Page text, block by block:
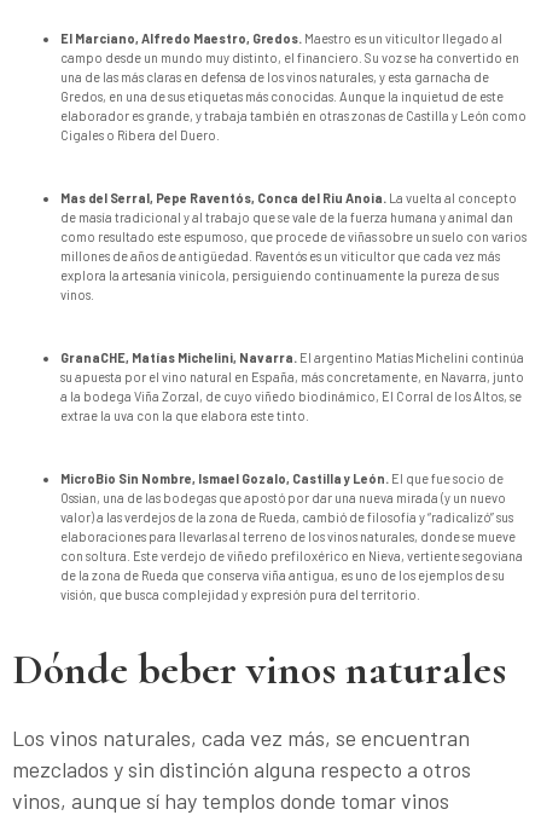
El Marciano, Alfredo Maestro, Gredos. Maestro es un viticultor llegado al
campo desde un mundo muy distinto, el financiero. Su voz se ha convertido en
una de las más claras en defensa de los vinos naturales, y esta garnacha de
Gredos, en una de sus etiquetas más conocidas. Aunque la inquietud de este
elaborador es grande, y trabaja también en otras zonas de Castilla y León como
Cigales o Ribera del Duero.
Mas del Serral, Pepe Raventós, Conca del Riu Anoia. La vuelta al concepto
de masía tradicional y al trabajo que se vale de la fuerza humana y animal dan
como resultado este espumoso, que procede de viñas sobre un suelo con varios
millones de años de antigüedad. Raventós es un viticultor que cada vez más
explora la artesanía vinícola, persiguiendo continuamente la pureza de sus
vinos.
GranaCHE, Matías Michelini, Navarra. El argentino Matías Michelini continúa
su apuesta por el vino natural en España, más concretamente, en Navarra, junto
a la bodega Viña Zorzal, de cuyo viñedo biodinámico, El Corral de los Altos, se
extrae la uva con la que elabora este tinto.
MicroBio Sin Nombre, Ismael Gozalo, Castilla y León. El que fue socio de
Ossian, una de las bodegas que apostó por dar una nueva mirada (y un nuevo
valor) a las verdejos de la zona de Rueda, cambió de filosofía y “radicalizó” sus
elaboraciones para llevarlas al terreno de los vinos naturales, donde se mueve
con soltura. Este verdejo de viñedo prefiloxérico en Nieva, vertiente segoviana
de la zona de Rueda que conserva viña antigua, es uno de los ejemplos de su
visión, que busca complejidad y expresión pura del territorio.
Dónde beber vinos naturales
Los vinos naturales, cada vez más, se encuentran
mezclados y sin distinción alguna respecto a otros
vinos, aunque sí hay templos donde tomar vinos